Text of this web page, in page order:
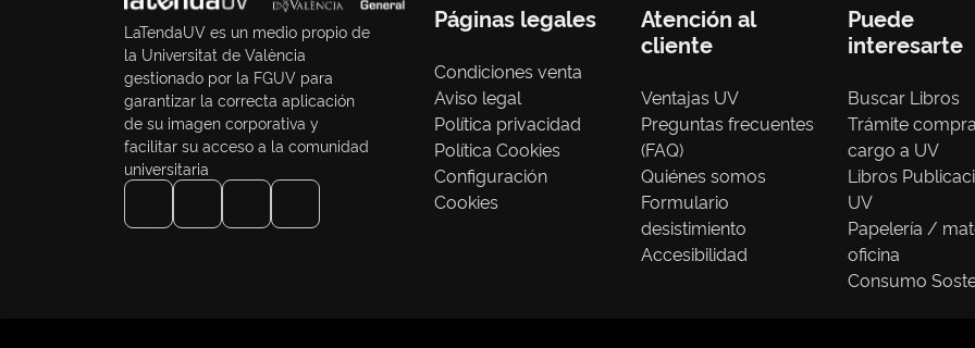
LaTendaUV es un medio propio de
la Universitat de València
gestionado por la FGUV para
garantizar la correcta aplicación
de su imagen corporativa y
facilitar su acceso a la comunidad
universitaria
Páginas legales
Condiciones venta
Aviso legal
Política privacidad
Política Cookies
Configuración
Cookies
Atención al
cliente
Ventajas UV
Preguntas frecuentes
(FAQ)
Quiénes somos
Formulario
desistimiento
Accesibilidad
Puede
interesarte
Buscar Libros
Trámite
cargo a UV
Libros
UV
Papelería /
oficina
Consumo